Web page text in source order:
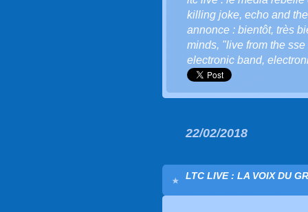
killing joke, echo and
annonce : bientôt, très
minds, "live from the
electronic band,
22/02/2018
LTC LIVE : LA VOIX DU